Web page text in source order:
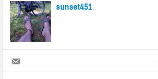
sunset451